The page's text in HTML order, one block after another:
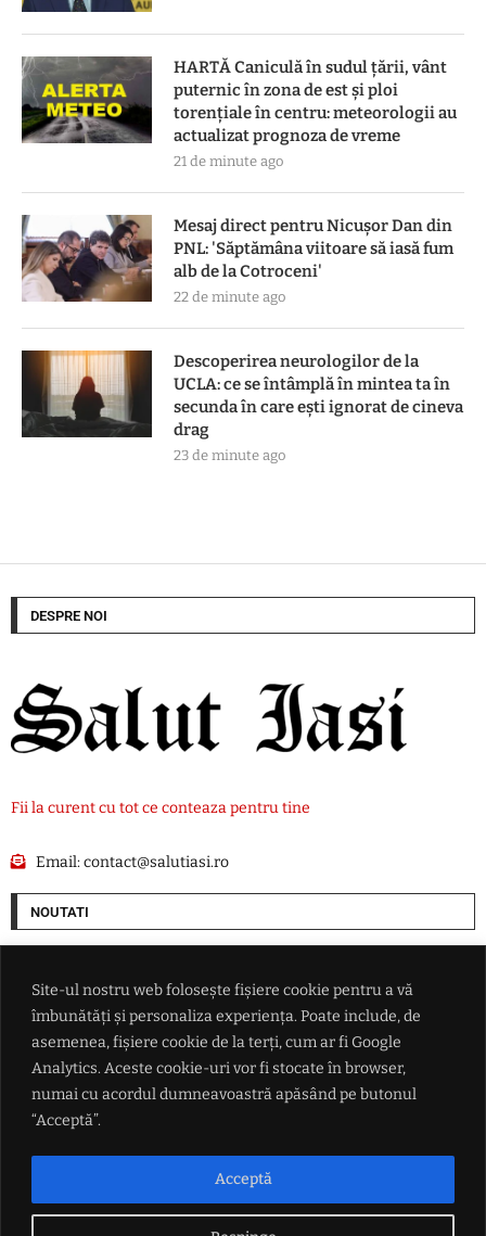
Site-ul nostru web folosește fișiere cookie pentru a vă
îmbunătăți și personaliza experiența. Poate include, de
asemenea, fișiere cookie de la terți, cum ar fi Google
Analytics. Aceste cookie-uri vor fi stocate în browser,
numai cu acordul dumneavoastră apăsând pe butonul
“Acceptă”.
Acceptă
HARTĂ Caniculă în sudul țării, vânt
puternic în zona de est și ploi
torențiale în centru: meteorologii au
actualizat prognoza de vreme
21 de minute ago
Mesaj direct pentru Nicușor Dan din
PNL: 'Săptămâna viitoare să iasă fum
alb de la Cotroceni'
22 de minute ago
Descoperirea neurologilor de la
UCLA: ce se întâmplă în mintea ta în
secunda în care ești ignorat de cineva
drag
23 de minute ago
DESPRE NOI
Fii la curent cu tot ce conteaza pentru tine
Email:contact@salutiasi.ro
NOUTATI
Messi
Petrișor Peiu trimite Curtea de Conturi peste Diana Buzoianu
HARTĂ Caniculă în sudul țării, vânt puternic în zona de est și ploi
torențiale în centru: meteorologii au actualizat prognoza de vreme
Mesaj direct pentru Nicușor Dan din PNL: 'Săptămâna viitoare să iasă